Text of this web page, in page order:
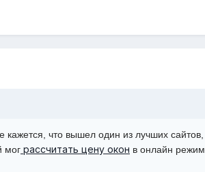
кажется, что вышел один из лучших
мог рассчитать цену окон в онлайн